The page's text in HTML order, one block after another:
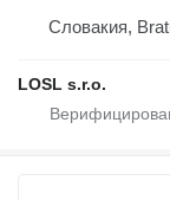
Словакия,
LOSL s.r.o.